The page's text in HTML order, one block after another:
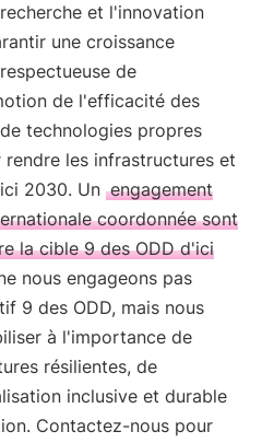
et l'innovation
une croissance
de
de l'efficacité des
technologies propres
les infrastructures et
2030. Un engagement
coordonnée sont
la cible 9 des ODD d'ici
nous engageons pas
9 des ODD, mais nous
à l'importance de
résilientes, de
inclusive et durable
Contactez-nous pour